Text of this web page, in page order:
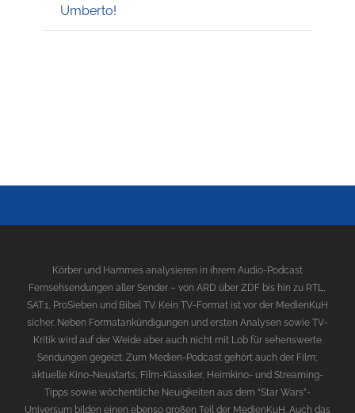
Umberto!
Körber und Hammes analysieren in ihrem Audio-Podcast
Fernsehsendungen aller Sender – von ARD über ZDF bis hin zu RTL,
SAT.1, ProSieben und Bibel TV. Kein TV-Format ist vor der MedienKuH
sicher. Neben Formatankündigungen und ersten Analysen sowie TV-
Kritik wird auf der Weide aber auch nicht mit Lob für sehenswerte
Sendungen gegeizt. Zum Medien-Podcast gehört auch der Film;
aktuelle Kino-Neustarts, Film-Klassiker, Heimkino- und Streaming-
Tipps sowie wöchentliche Neuigkeiten aus dem “Star Wars”-
Universum bilden einen ebenso großen Teil der MedienKuH. Auch das